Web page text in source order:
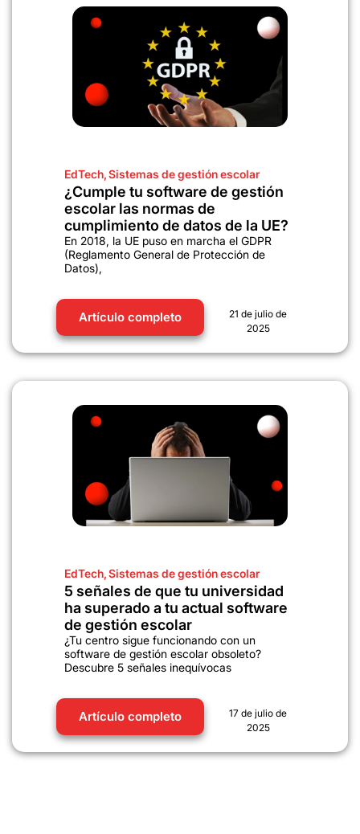
EdTech,Sistemas de gestión escolar
¿Cumple tu software de gestión
escolar las normas de
cumplimiento de datos de la UE?
En 2018, la UE puso en marcha el GDPR
(Reglamento General de Protección de
Datos),
Artículo completo
21 de julio de
2025
EdTech,Sistemas de gestión escolar
5 señales de que tu universidad
ha superado a tu actual software
de gestión escolar
¿Tu centro sigue funcionando con un
software de gestión escolar obsoleto?
Descubre 5 señales inequívocas
Artículo completo
17 de julio de
2025